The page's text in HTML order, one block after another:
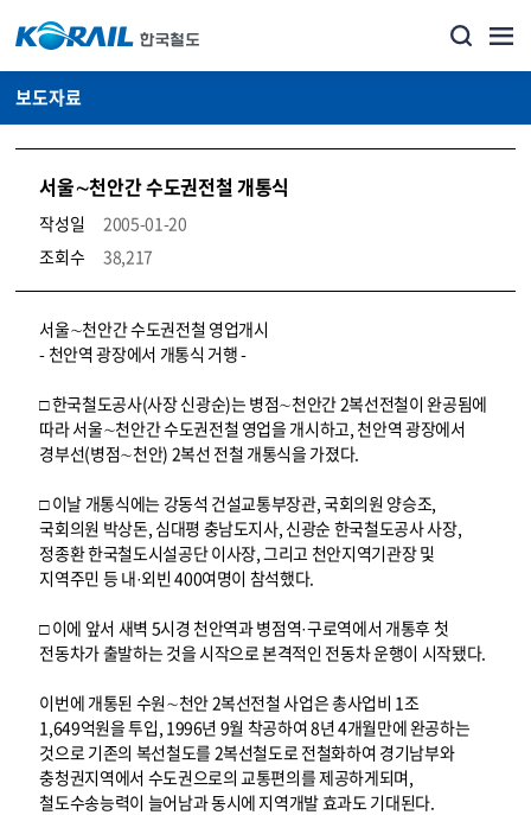
보도자료
서울∼천안간 수도권전철 개통식
작성일
2005-01-20
조회수
38,217
뉴스·홍보_보도자료 상세보기 – 내용, 파일, 담당자 연락처로 구성
서울∼천안간 수도권전철 영업개시
- 천안역 광장에서 개통식 거행 -
□ 한국철도공사(사장 신광순)는 병점∼천안간 2복선전철이 완공됨에
따라 서울∼천안간 수도권전철 영업을 개시하고, 천안역 광장에서
경부선(병점∼천안) 2복선 전철 개통식을 가졌다.
□ 이날 개통식에는 강동석 건설교통부장관, 국회의원 양승조,
국회의원 박상돈, 심대평 충남도지사, 신광순 한국철도공사 사장,
정종환 한국철도시설공단 이사장, 그리고 천안지역기관장 및
지역주민 등 내·외빈 400여명이 참석했다.
□ 이에 앞서 새벽 5시경 천안역과 병점역·구로역에서 개통후 첫
전동차가 출발하는 것을 시작으로 본격적인 전동차 운행이 시작됐다.
이번에 개통된 수원∼천안 2복선전철 사업은 총사업비 1조
1,649억원을 투입, 1996년 9월 착공하여 8년 4개월만에 완공하는
것으로 기존의 복선철도를 2복선철도로 전철화하여 경기남부와
충청권지역에서 수도권으로의 교통편의를 제공하게되며,
철도수송능력이 늘어남과 동시에 지역개발 효과도 기대된다.